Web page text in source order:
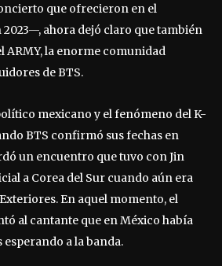
que ofrecieron en el
2023—, ahora dejó claro que también
ARMY, la enorme comunidad
de BTS.
mexicano y el fenómeno del K-
BTS confirmó sus fechas en
un encuentro que tuvo con Jin
a Corea del Sur cuando aún era
En aquel momento, el
al cantante que en México había
a la banda.